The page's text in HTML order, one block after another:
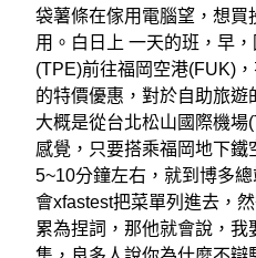
袋薯條在傢用電腦望，想
用。白日上 一天的班，早
(TPE)前往福岡空港(FUK)
的特價優惠，對於自助旅遊
大概是從台北松山國際機
感覺，只要搭乘福岡地下鐵
5~10分鐘左右，就到博多
會xfastest把菜單列進去，
累為捏詞，那他就會說，